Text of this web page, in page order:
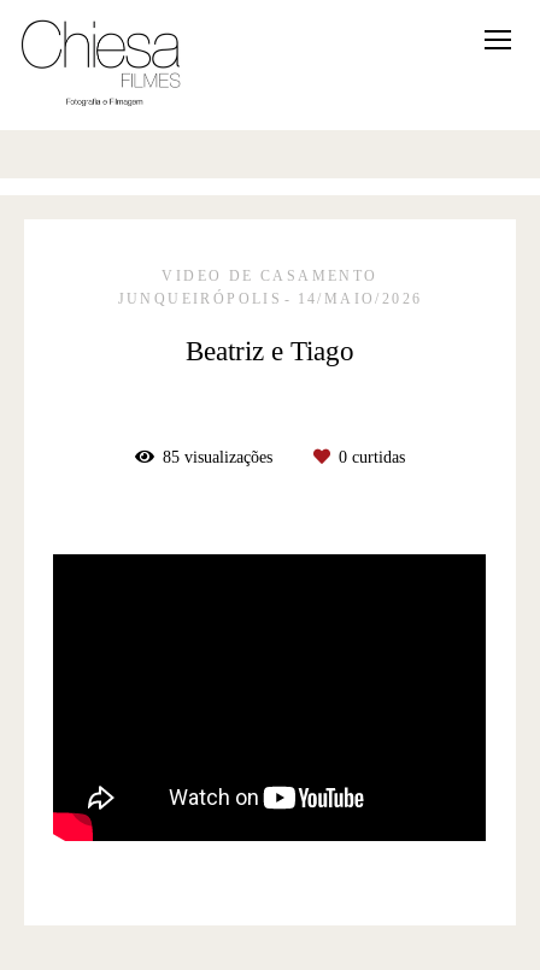
VIDEO DE CASAMENTO
JUNQUEIRÓPOLIS
14/MAIO/2026
Beatriz e Tiago
85 visualizações 0 curtidas